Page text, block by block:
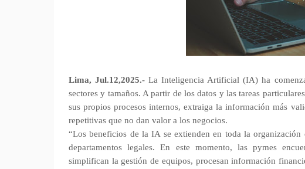
Lima, Jul.12,2025.- La Inteligencia Artificial (IA) ha
sectores y tamaños. A partir de los datos y las tareas
sus propios procesos internos, extraiga la información más
repetitivas que no dan valor a los negocios.
“Los beneficios de la IA se extienden en toda la
departamentos legales. En este momento, las pymes
simplifican la gestión de equipos, procesan información